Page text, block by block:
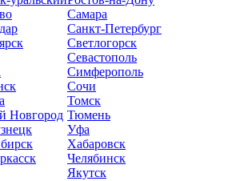
Новгород
Самара
Санкт-Петербург
Светлогорск
Севастополь
Симферополь
Сочи
Томск
Тюмень
Уфа
Хабаровск
Челябинск
Якутск